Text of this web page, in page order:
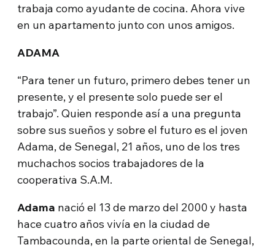
trabaja como ayudante de cocina. Ahora vive
en un apartamento junto con unos amigos.
ADAMA
“Para tener un futuro, primero debes tener un
presente, y el presente solo puede ser el
trabajo”. Quien responde así a una pregunta
sobre sus sueños y sobre el futuro es el joven
Adama, de Senegal, 21 años, uno de los tres
muchachos socios trabajadores de la
cooperativa S.A.M.
Adama nació el 13 de marzo del 2000 y hasta
hace cuatro años vivía en la ciudad de
Tambacounda, en la parte oriental de Senegal,